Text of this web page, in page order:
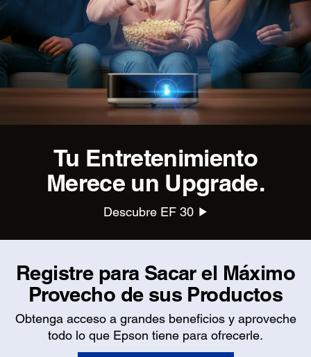
Tu Entretenimiento
Merece un Upgrade.
Descubre EF 30
Registre para Sacar el Máximo
Provecho de sus Productos
Obtenga acceso a grandes beneficios y aproveche
todo lo que Epson tiene para ofrecerle.